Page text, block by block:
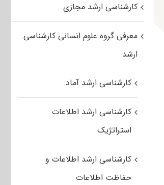
کارشناسی ارشد مجازی
معرفی گروه علوم انسانی کارشناسی
ارشد
کارشناسی ارشد آماد
کارشناسی ارشد اطلاعات
استراتژیک
کارشناسی ارشد اطلاعات و
حفاظت اطلاعات